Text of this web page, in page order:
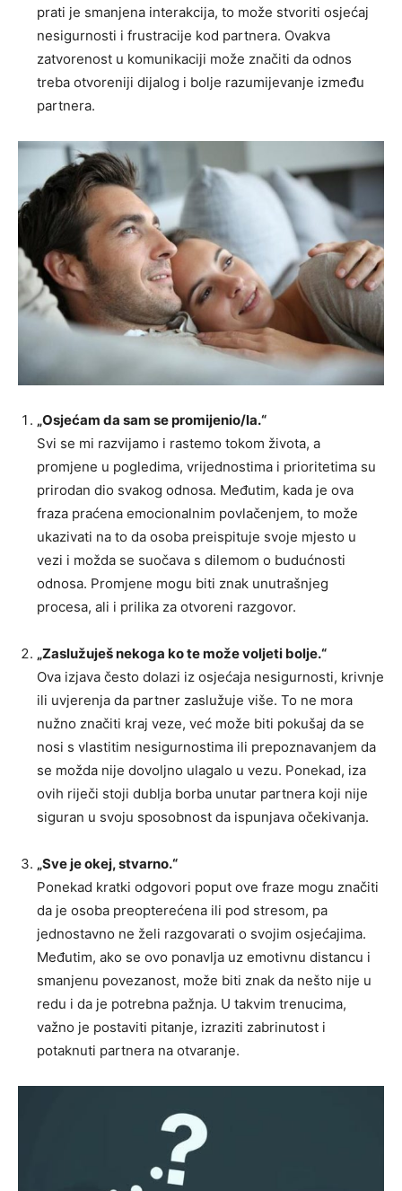
prati je smanjena interakcija, to može stvoriti osjećaj
nesigurnosti i frustracije kod partnera. Ovakva
zatvorenost u komunikaciji može značiti da odnos
treba otvoreniji dijalog i bolje razumijevanje između
partnera.
„Osjećam da sam se promijenio/la.“
Svi se mi razvijamo i rastemo tokom života, a
promjene u pogledima, vrijednostima i prioritetima su
prirodan dio svakog odnosa. Međutim, kada je ova
fraza praćena emocionalnim povlačenjem, to može
ukazivati na to da osoba preispituje svoje mjesto u
vezi i možda se suočava s dilemom o budućnosti
odnosa. Promjene mogu biti znak unutrašnjeg
procesa, ali i prilika za otvoreni razgovor.
„Zaslužuješ nekoga ko te može voljeti bolje.“
Ova izjava često dolazi iz osjećaja nesigurnosti, krivnje
ili uvjerenja da partner zaslužuje više. To ne mora
nužno značiti kraj veze, već može biti pokušaj da se
nosi s vlastitim nesigurnostima ili prepoznavanjem da
se možda nije dovoljno ulagalo u vezu. Ponekad, iza
ovih riječi stoji dublja borba unutar partnera koji nije
siguran u svoju sposobnost da ispunjava očekivanja.
„Sve je okej, stvarno.“
Ponekad kratki odgovori poput ove fraze mogu značiti
da je osoba preopterećena ili pod stresom, pa
jednostavno ne želi razgovarati o svojim osjećajima.
Međutim, ako se ovo ponavlja uz emotivnu distancu i
smanjenu povezanost, može biti znak da nešto nije u
redu i da je potrebna pažnja. U takvim trenucima,
važno je postaviti pitanje, izraziti zabrinutost i
potaknuti partnera na otvaranje.